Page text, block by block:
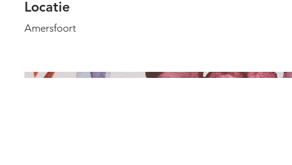
Locatie
Amersfoort